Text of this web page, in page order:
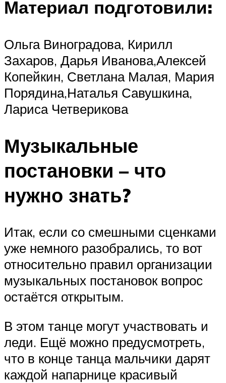
Материал подготовили:
Ольга Виноградова, Кирилл
Захаров, Дарья Иванова,Алексей
Копейкин, Светлана Малая, Мария
Порядина,Наталья Савушкина,
Лариса Четверикова
Музыкальные
постановки – что
нужно знать?
Итак, если со смешными сценками
уже немного разобрались, то вот
относительно правил организации
музыкальных постановок вопрос
остаётся открытым.
В этом танце могут участвовать и
леди. Ещё можно предусмотреть,
что в конце танца мальчики дарят
каждой напарнице красивый